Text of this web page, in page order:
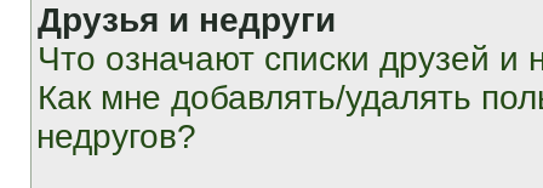
Друзья и недруги
Что означают списки друзей и
Как мне добавлять/удалять
недругов?